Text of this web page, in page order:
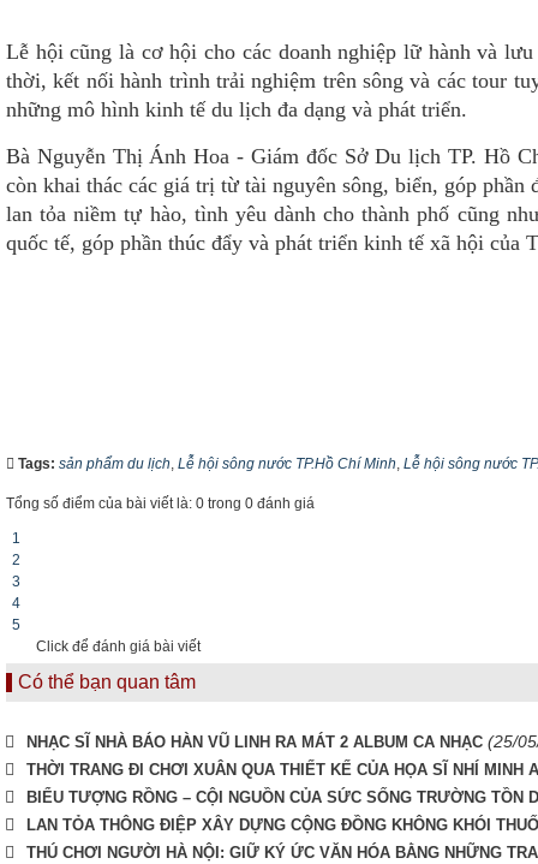
Lễ hội cũng là cơ hội cho các doanh nghiệp lữ hành và
thời, kết nối hành trình trải nghiệm trên sông và các tour
những mô hình kinh tế du lịch đa dạng và phát triển.
Bà Nguyễn Thị Ánh Hoa - Giám đốc Sở Du lịch TP. Hồ
còn khai thác các giá trị từ tài nguyên sông, biển, góp
lan tỏa niềm tự hào, tình yêu dành cho thành phố cũng
quốc tế, góp phần thúc đẩy và phát triển kinh tế xã hội của
Tags: sản phẩm du lịch Lễ hội sông nước TP.Hồ Chí Minh Lễ hội sông nước
Tổng số điểm của bài viết là: 0 trong 0 đánh giá
1
2
3
4
5
Click để đánh giá bài viết
Có thể bạn quan tâm
NHẠC SĨ NHÀ BÁO HÀN VŨ LINH RA MÁT 2 ALBUM CA NHẠC (25/
THỜI TRANG ĐI CHƠI XUÂN QUA THIẾT KẾ CỦA HỌA SĨ NHÍ MINH
BIỂU TƯỢNG RỒNG – CỘI NGUỒN CỦA SỨC SỐNG TRƯỜNG TỒN
LAN TỎA THÔNG ĐIỆP XÂY DỰNG CỘNG ĐỒNG KHÔNG KHÓI
THÚ CHƠI NGƯỜI HÀ NỘI: GIỮ KÝ ỨC VĂN HÓA BẰNG NHỮNG